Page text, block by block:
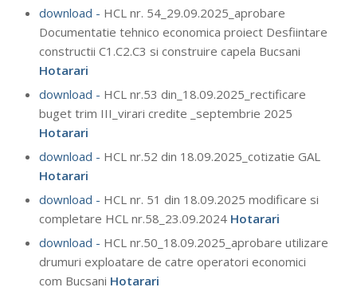
download - HCL nr. 54_29.09.2025_aprobare
Documentatie tehnico economica proiect Desfiintare
constructii C1.C2.C3 si construire capela Bucsani
Hotarari
download - HCL nr.53 din_18.09.2025_rectificare
buget trim III_virari credite _septembrie 2025
Hotarari
download - HCL nr.52 din 18.09.2025_cotizatie GAL
Hotarari
download - HCL nr. 51 din 18.09.2025 modificare si
completare HCL nr.58_23.09.2024 Hotarari
download - HCL nr.50_18.09.2025_aprobare utilizare
drumuri exploatare de catre operatori economici
com Bucsani Hotarari